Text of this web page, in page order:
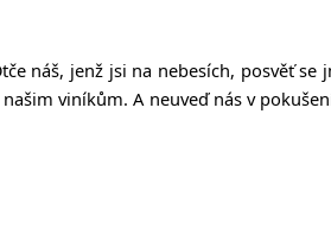
če náš, jenž jsi na nebesích, posvěťse
šim viníkům. A neuveďnás v pokuš